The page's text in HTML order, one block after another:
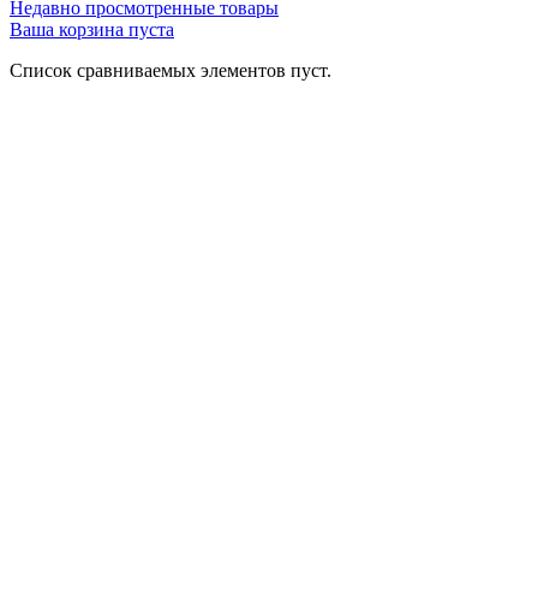
Недавно просмотренные товары
Ваша корзина пуста
Список сравниваемых элементов пуст.